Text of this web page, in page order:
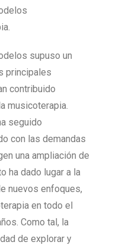
supuso un
principales
contribuido
musicoterapia.
seguido
con las demandas
una ampliación de
ha dado lugar a la
nuevos enfoques,
en todo el
Como tal, la
de explorar y